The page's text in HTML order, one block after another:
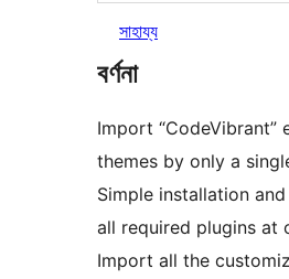
সাহায্য
বৰ্ণনা
Import “CodeVibrant”
themes by only a
Simple installation
all required plugins at
Import all the